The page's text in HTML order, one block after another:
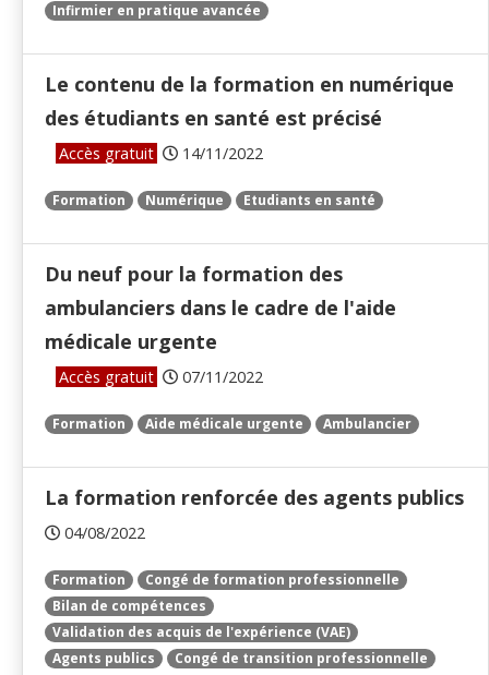
Infirmier en pratique avancée
Le contenu de la formation en numérique
des étudiants en santé est précisé
Accès gratuit 14/11/2022
Formation Numérique Etudiants en santé
Du neuf pour la formation des
ambulanciers dans le cadre de l'aide
médicale urgente
Accès gratuit 07/11/2022
Formation Aide médicale urgente Ambulancier
La formation renforcée des agents publics
04/08/2022
Formation
Congé de formation professionnelle
Bilan de compétences
Validation des acquis de l'expérience (VAE)
Agents publics
Congé de transition professionnelle